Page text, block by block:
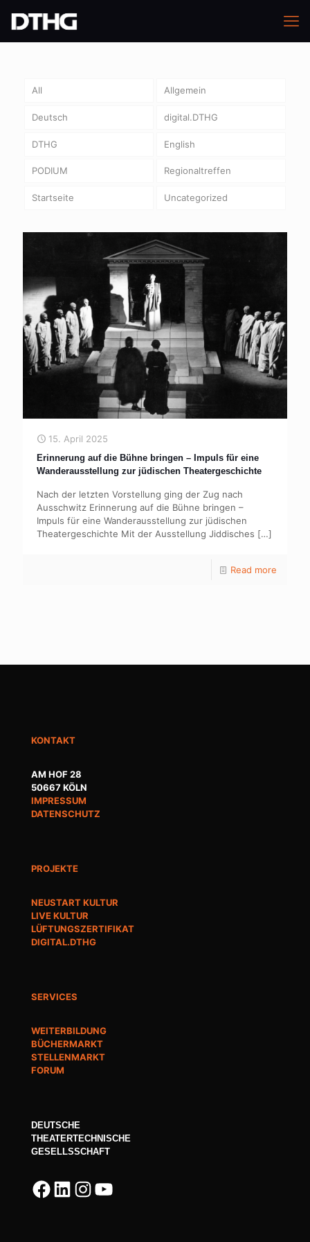
All Allgemein
Deutsch digital.DTHG
DTHG English
PODIUM Regionaltreffen
Startseite Uncategorized
15. April 2025
Erinnerung auf die Bühne bringen – Impuls für eine
Wanderausstellung zur jüdischen Theatergeschichte
Nach der letzten Vorstellung ging der Zug nach
Ausschwitz Erinnerung auf die Bühne bringen –
Impuls für eine Wanderausstellung zur jüdischen
Theatergeschichte Mit der Ausstellung Jiddisches […]
Read more
KONTAKT
AM HOF 28
50667 KÖLN
IMPRESSUM
DATENSCHUTZ
PROJEKTE
NEUSTART KULTUR
LIVE KULTUR
LÜFTUNGSZERTIFIKAT
DIGITAL.DTHG
SERVICES
WEITERBILDUNG
BÜCHERMARKT
STELLENMARKT
FORUM
DEUTSCHE
THEATERTECHNISCHE
GESELLSSCHAFT
Facebook
LinkedIn
Instagram
YouTube